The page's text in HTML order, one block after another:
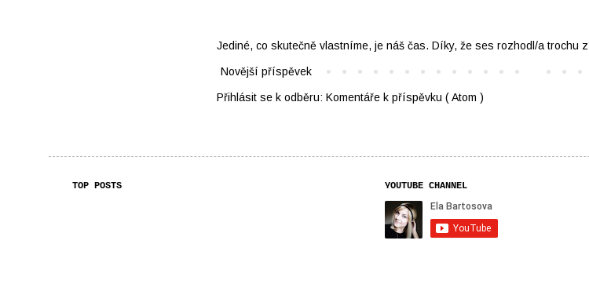
Jediné, co skutečně vlastníme, je náš čas. Díky, že ses rozhodl/a trochu
Novější příspěvek
Přihlásit se k odběru: Komentáře k příspěvku ( Atom )
TOP POSTS YOUTUBE CHANNEL